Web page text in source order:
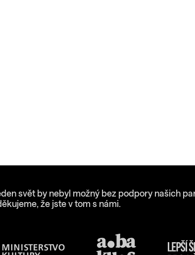
svět by nebyl možný bez podpory našich
že jste v tom s námi.